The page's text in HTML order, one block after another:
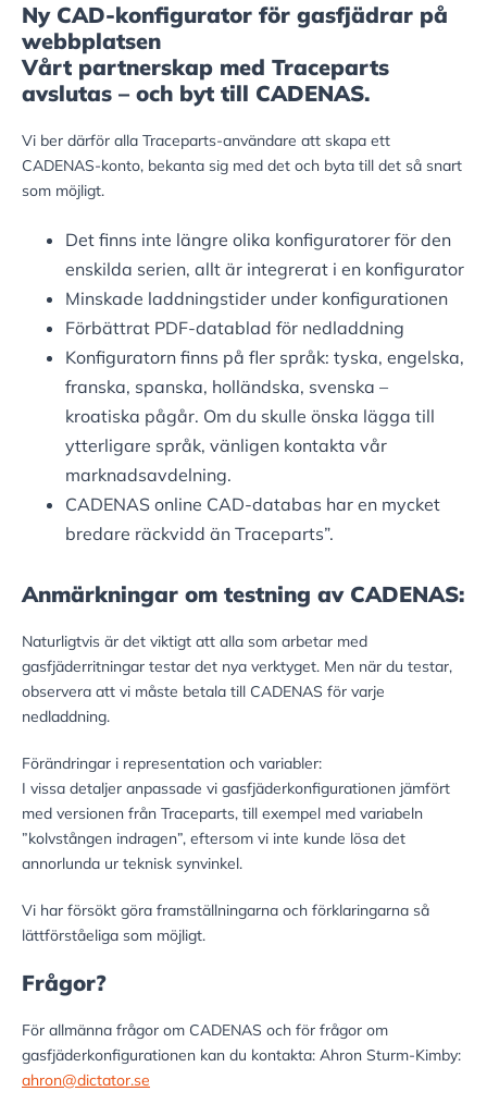
Ny CAD-konfigurator för gasfjädrar på
webbplatsen
Vårt partnerskap med Traceparts
avslutas – och byt till CADENAS.
Vi ber därför alla Traceparts-användare att skapa ett
CADENAS-konto, bekanta sig med det och byta till det så snart
som möjligt.
Det finns inte längre olika konfiguratorer för den
enskilda serien, allt är integrerat i en konfigurator
Minskade laddningstider under konfigurationen
Förbättrat PDF-datablad för nedladdning
Konfiguratorn finns på fler språk: tyska, engelska,
franska, spanska, holländska, svenska –
kroatiska pågår. Om du skulle önska lägga till
ytterligare språk, vänligen kontakta vår
marknadsavdelning.
CADENAS online CAD-databas har en mycket
bredare räckvidd än Traceparts”.
Anmärkningar om testning av CADENAS:
Naturligtvis är det viktigt att alla som arbetar med
gasfjäderritningar testar det nya verktyget. Men när du testar,
observera att vi måste betala till CADENAS för varje
nedladdning.
Förändringar i representation och variabler:
I vissa detaljer anpassade vi gasfjäderkonfigurationen jämfört
med versionen från Traceparts, till exempel med variabeln
”kolvstången indragen”, eftersom vi inte kunde lösa det
annorlunda ur teknisk synvinkel.
Vi har försökt göra framställningarna och förklaringarna så
lättförståeliga som möjligt.
Frågor?
För allmänna frågor om CADENAS och för frågor om
gasfjäderkonfigurationen kan du kontakta: Ahron Sturm-Kimby:
ahron@dictator.se